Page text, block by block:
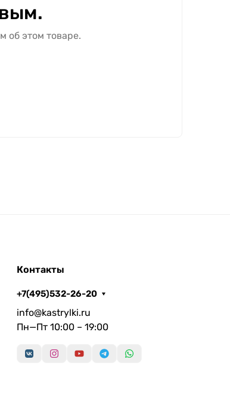
об этом товаре.
Контакты
+7(495)532-26-20
info@kastrylki.ru
Пн—Пт 10:00 – 19:00